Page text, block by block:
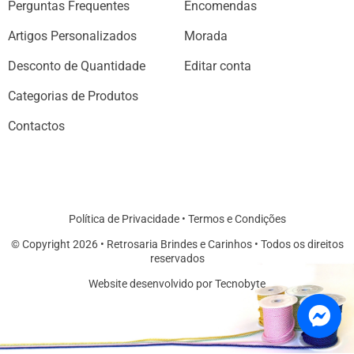
Perguntas Frequentes
Artigos Personalizados
Desconto de Quantidade
Categorias de Produtos
Contactos
Encomendas
Morada
Editar conta
Política de Privacidade• Termos e Condições
© Copyright 2026 • Retrosaria Brindes e Carinhos • Todos os direitos
reservados
Website desenvolvido por Tecnobyte